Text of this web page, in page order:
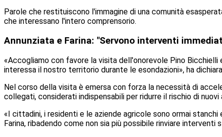
Parole che restituiscono l'immagine di una comunità
che interessano l'intero comprensorio.
Annunziata e Farina: "Servono interventi
«Accogliamo con favore la visita dell'onorevole Pino
interessa il nostro territorio durante le esondazioni», ha
Nel corso della visita è emersa con forza la necessità di
collegati, considerati indispensabili per ridurre il rischio di nuovi
«I cittadini, i residenti e le aziende agricole sono ormai
Farina, ribadendo come non sia più possibile rinviare interventi